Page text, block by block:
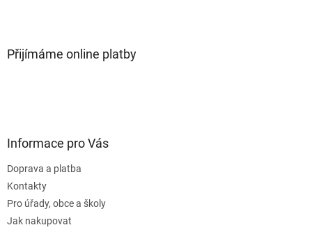
Přijímáme online platby
Informace pro Vás
Doprava a platba
Kontakty
Pro úřady, obce a školy
Jak nakupovat